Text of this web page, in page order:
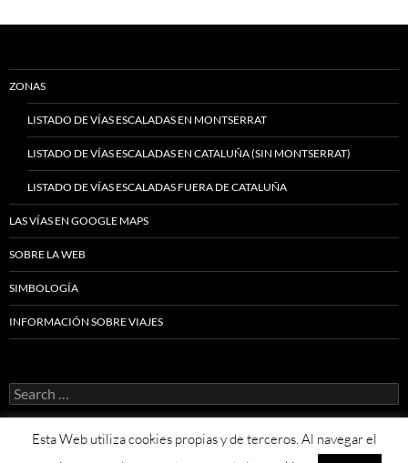
ZONAS
LISTADO DE VÍAS ESCALADAS EN MONTSERRAT
LISTADO DE VÍAS ESCALADAS EN CATALUÑA (SIN MONTSERRAT)
LISTADO DE VÍAS ESCALADAS FUERA DE CATALUÑA
LAS VÍAS EN GOOGLE MAPS
SOBRE LA WEB
SIMBOLOGÍA
INFORMACIÓN SOBRE VIAJES
Search
for:
Esta Web utiliza cookies propias y de terceros. Al navegar el